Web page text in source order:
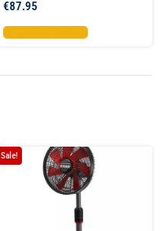
€87.95
Προσθήκη στο καλάθι
Sale!